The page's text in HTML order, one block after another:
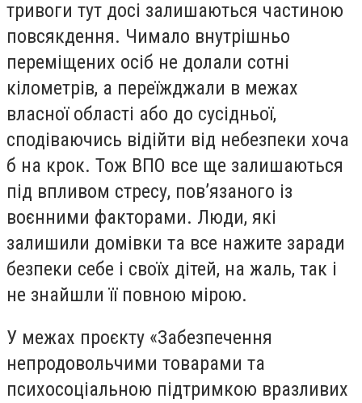
тривоги тут досі залишаються частиною
повсякдення. Чимало внутрішньо
переміщених осіб не долали сотні
кілометрів, а переїжджали в межах
власної області або до сусідньої,
сподіваючись відійти від небезпеки хоча
б на крок. Тож ВПО все ще залишаються
під впливом стресу, пов’язаного із
воєнними факторами. Люди, які
залишили домівки та все нажите заради
безпеки себе і своїх дітей, на жаль, так і
не знайшли її повною мірою.
У межах проєкту «Забезпечення
непродовольчими товарами та
психосоціальною підтримкою вразливих